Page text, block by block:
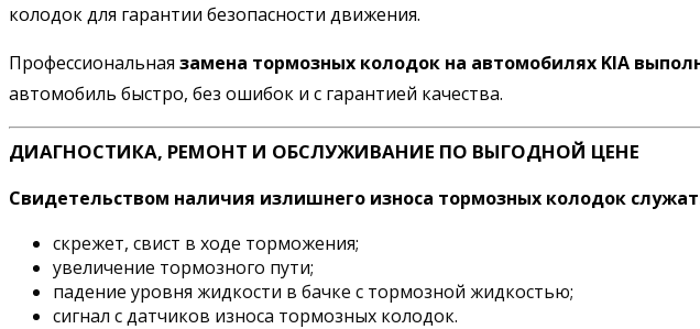
колодок для гарантии безопасности движения.
Профессиональная замена тормозных колодок на автомобилях KIA
автомобиль быстро, без ошибок и с гарантией качества.
ДИАГНОСТИКА, РЕМОНТ И ОБСЛУЖИВАНИЕ ПО ВЫГОДНОЙ ЦЕНЕ
Свидетельством наличия излишнего износа тормозных колодок
скрежет, свист в ходе торможения;
увеличение тормозного пути;
падение уровня жидкости в бачке с тормозной жидкостью;
сигнал с датчиков износа тормозных колодок.